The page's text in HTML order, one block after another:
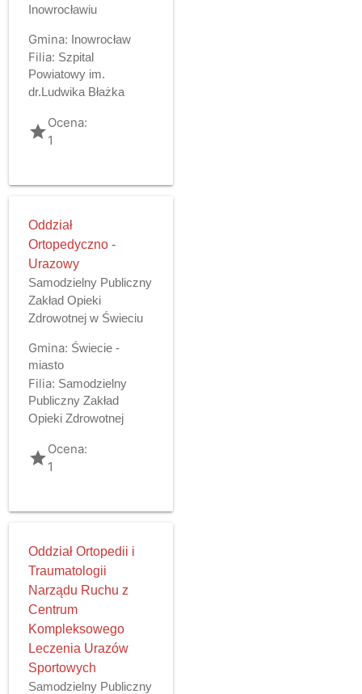
Inowrocławiu
Gmina: Inowrocław
Filia: Szpital
Powiatowy im.
dr.Ludwika Błażka
gradeOcena:
1
Oddział
Ortopedyczno -
Urazowy
Samodzielny Publiczny
Zakład Opieki
Zdrowotnej w Świeciu
Gmina: Świecie -
miasto
Filia: Samodzielny
Publiczny Zakład
Opieki Zdrowotnej
gradeOcena:
1
Oddział Ortopedii i
Traumatologii
Narządu Ruchu z
Centrum
Kompleksowego
Leczenia Urazów
Sportowych
Samodzielny Publiczny